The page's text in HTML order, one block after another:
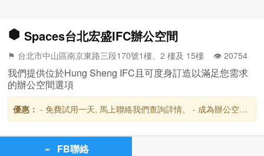
Spaces台北宏盛IFC辦公空間
⚑ 台北市中山區南京東路三段170號1樓、2 樓及 15樓 👁️‍ 20754
我們提供位於Hung Sheng IFC且可度身訂造以滿足您需求
的辦公空間選項
優惠： - 免費試用一天, 馬上聯絡我們查詢詳情。 - 成為辦公空間
客戶後,可免費使用全球超過3,300個Spaces及雷格斯商務貴賓室,
FB聯絡